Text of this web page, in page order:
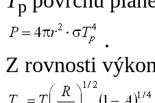
p
.
Z rovnosti